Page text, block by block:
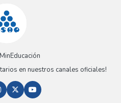
en nuestros canales oficiales!